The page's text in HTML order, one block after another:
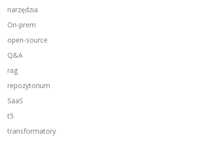
narzędzia
On-prem
open-source
Q&A
rag
repozytorium
SaaS
t5
transformatory